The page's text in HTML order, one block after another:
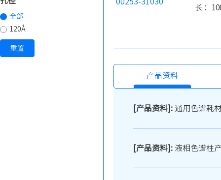
全部
120Å
重置
长 ：
产品资料
[产品资料]: 通用色谱耗
[产品资料]: 液相色谱柱